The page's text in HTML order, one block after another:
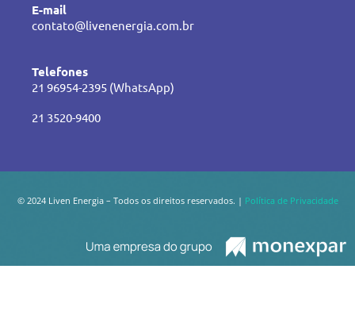
E-mail
contato@livenenergia.com.br
Telefones
21 96954-2395 (WhatsApp)
21 3520-9400
© 2024 Liven Energia – Todos os direitos reservados. | Política de Privacidade